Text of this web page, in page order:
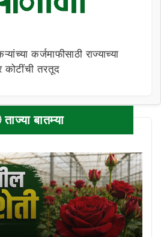
कर्जमाफीसाठी राज्याच्या
कोटींची तरतूद
बातम्या